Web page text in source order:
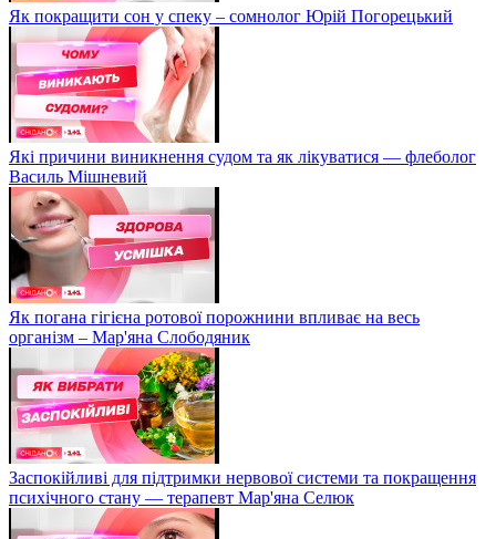
Як покращити сон у спеку – сомнолог Юрій Погорецький
Які причини виникнення судом та як лікуватися — флеболог
Василь Мішневий
Як погана гігієна ротової порожнини впливає на весь
організм – Мар'яна Слободяник
Заспокійливі для підтримки нервової системи та покращення
психічного стану — терапевт Мар'яна Селюк